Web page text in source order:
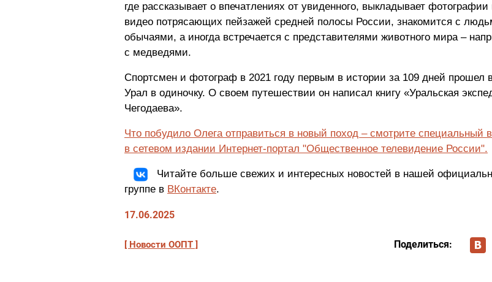
где рассказывает о впечатлениях от увиденного, выкладывает фотографии
видео потрясающих пейзажей средней полосы России, знакомится с
обычаями, а иногда встречается с представителями животного мира –
с медведями.
Спортсмен и фотограф в 2021 году первым в истории за 109 дней прошел
Урал в одиночку. О своем путешествии он написал книгу «Уральская
Чегодаева».
Что побудило Олега отправиться в новый поход – смотрите специальный
в сетевом издании Интернет-портал "Общественное телевидение России".
Читайте больше свежих и интересных новостей в нашей
группе в ВКонтакте.
17.06.2025
Новости ООПТ Поделиться: